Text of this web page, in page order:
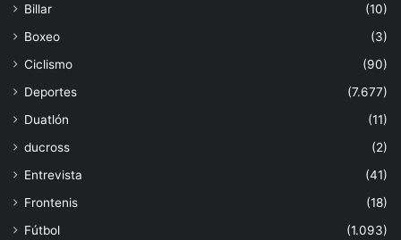
Billar
(10)
Boxeo
(3)
Ciclismo
(90)
Deportes
(7.677)
Duatlón
(11)
ducross
(2)
Entrevista
(41)
Frontenis
(18)
Fútbol
(1.093)